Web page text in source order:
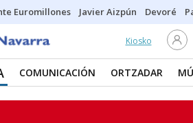
Euromillones Javier Aizpún Devoré
Kiosko
COMUNICACIÓN ORTZADAR